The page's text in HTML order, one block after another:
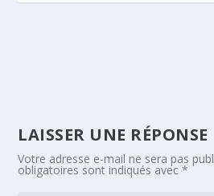
LAISSER UNE RÉPONSE
Votre adresse e-mail ne sera pas
obligatoires sont indiqués avec*